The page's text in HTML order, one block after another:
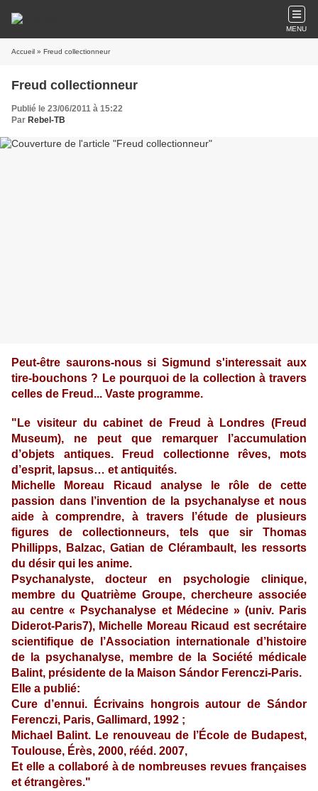
MENU
Accueil » Freud collectionneur
Freud collectionneur
Publié le 23/06/2011 à 15:22
Par Rebel-TB
Peut-être saurons-nous si Sigmund s'interessait aux
tire-bouchons ? Le pourquoi de la collection à travers
celles de Freud... Vaste programme.
"Le visiteur du cabinet de Freud à Londres (Freud
Museum), ne peut que remarquer l’accumulation
d’objets antiques. Freud collectionne rêves, mots
d’esprit, lapsus… et antiquités.
Michelle Moreau Ricaud analyse le rôle de cette
passion dans l’invention de la psychanalyse et nous
aide à comprendre, à travers l’étude de plusieurs
figures de collectionneurs, tels que sir Thomas
Phillipps, Balzac, Gatian de Clérambault, les ressorts
du désir qui les anime.
Psychanalyste, docteur en psychologie clinique,
membre du Quatrième Groupe, chercheure associée
au centre « Psychanalyse et Médecine » (univ. Paris
Diderot-Paris7), Michelle Moreau Ricaud est secrétaire
scientifique de l’Association internationale d’histoire
de la psychanalyse, membre de la Société médicale
Balint, présidente de la Maison Sándor Ferenczi-Paris.
Elle a publié:
Cure d’ennui. Écrivains hongrois autour de Sándor
Ferenczi, Paris, Gallimard, 1992 ;
Michael Balint. Le renouveau de l’École de Budapest,
Toulouse, Érès, 2000, rééd. 2007,
Et elle a collaboré à de nombreuses revues françaises
et étrangères."